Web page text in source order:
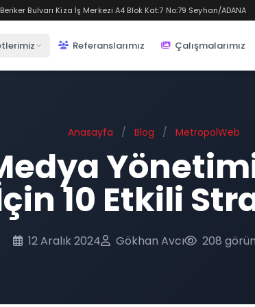
Bulvarı Kiza İş Merkezi A4 Blok Kat:7 No:79 Seyhan/ADANA
Referanslarımız Çalışmalarımız
Anasayfa / Blog / MetropolWeb
10 Etkili
12 Aralık 2024 Gökhan Avcı 208